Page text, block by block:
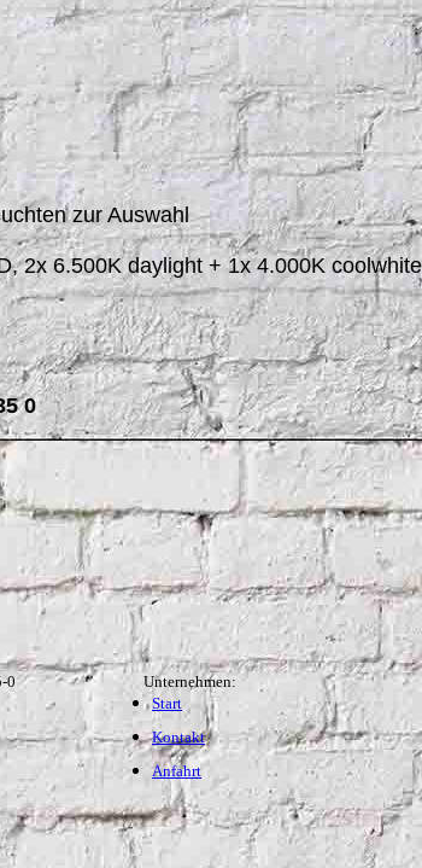
zur Auswahl
2x 6.500K daylight + 1x 4.000K coolwhite
0
0
Unternehmen:
Start
Kontakt
Anfahrt